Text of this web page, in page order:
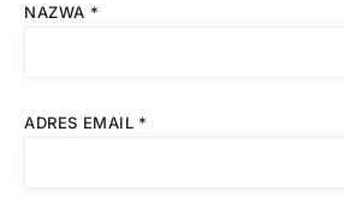
NAZWA *
ADRES EMAIL *